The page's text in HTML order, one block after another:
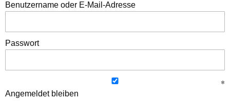
Benutzername oder E-Mail-Adresse
Passwort
Angemeldet bleiben